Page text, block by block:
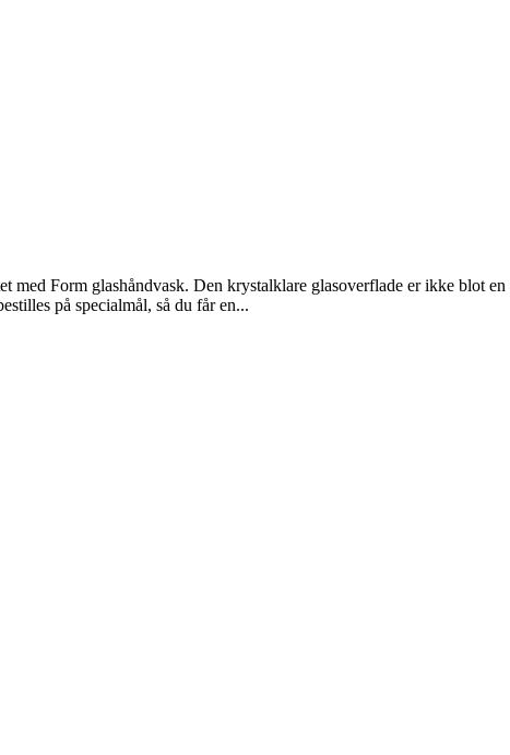
med Form glashåndvask. Den krystalklare glasoverflade er ikke blot
på specialmål, så du får en...